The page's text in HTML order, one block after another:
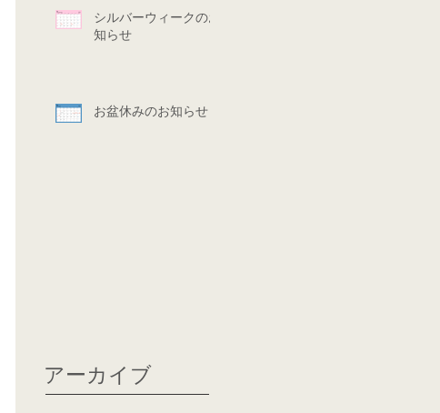
シルバーウィークのお
知らせ
お盆休みのお知らせ
アーカイブ